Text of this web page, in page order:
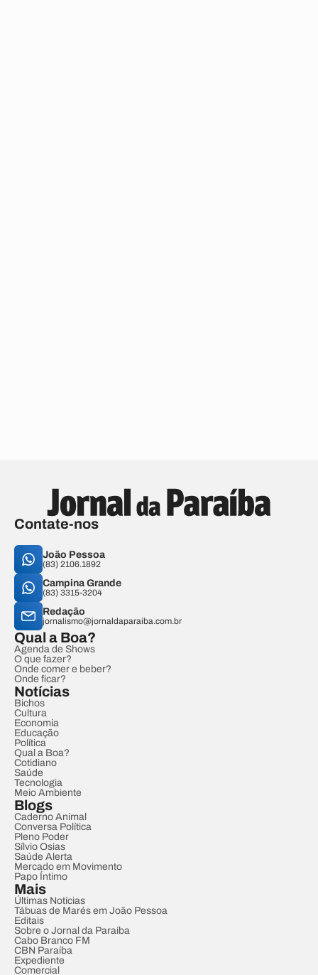
Contate-nos
João Pessoa
(83) 2106.1892
Campina Grande
(83) 3315-3204
Redação
jornalismo@jornaldaparaiba.com.br
Qual a Boa?
Agenda de Shows
O que fazer?
Onde comer e beber?
Onde ficar?
Notícias
Bichos
Cultura
Economia
Educação
Política
Qual a Boa?
Cotidiano
Saúde
Tecnologia
Meio Ambiente
Blogs
Caderno Animal
Conversa Política
Pleno Poder
Sílvio Osias
Saúde Alerta
Mercado em Movimento
Papo Íntimo
Mais
Últimas Notícias
Tábuas de Marés em João Pessoa
Editais
Sobre o Jornal da Paraíba
Cabo Branco FM
CBN Paraíba
Expediente
Comercial